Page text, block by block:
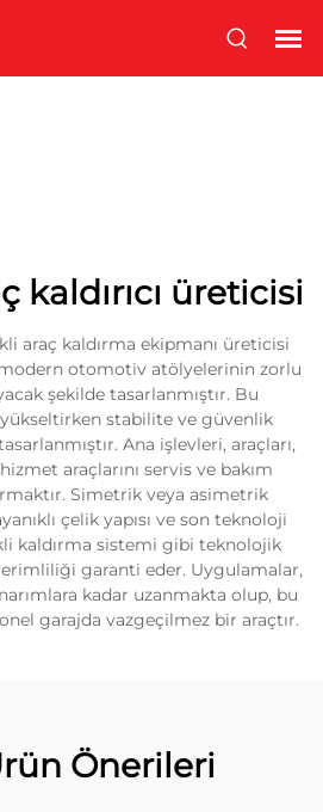
kaldırıcı üreticisi
araç kaldırma ekipmanı üreticisi
modern otomotiv atölyelerinin zorlu
şekilde tasarlanmıştır. Bu
yükseltirken stabilite ve güvenlik
Ana işlevleri, araçları,
araçlarını servis ve bakım
Simetrik veya asimetrik
çelik yapısı ve son teknoloji
kaldırma sistemi gibi teknolojik
garanti eder. Uygulamalar,
kadar uzanmakta olup, bu
garajda vazgeçilmez bir araçtır.
Önerileri